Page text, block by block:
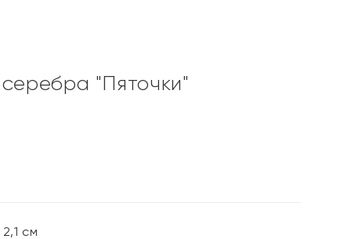
"Пяточки"
см